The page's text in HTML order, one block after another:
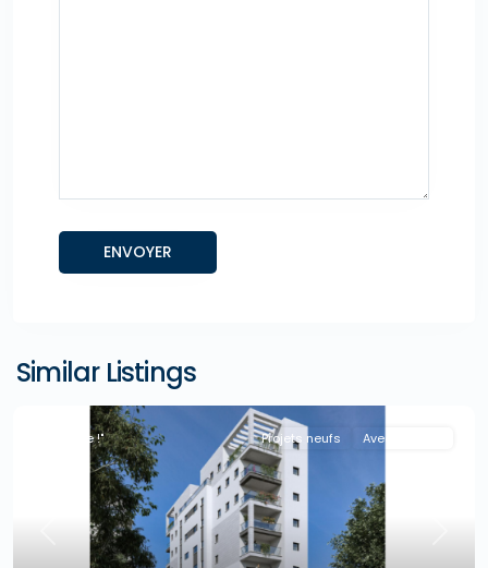
Similar Listings
Previous
"A la Une !" Projets neufs Avec Agence